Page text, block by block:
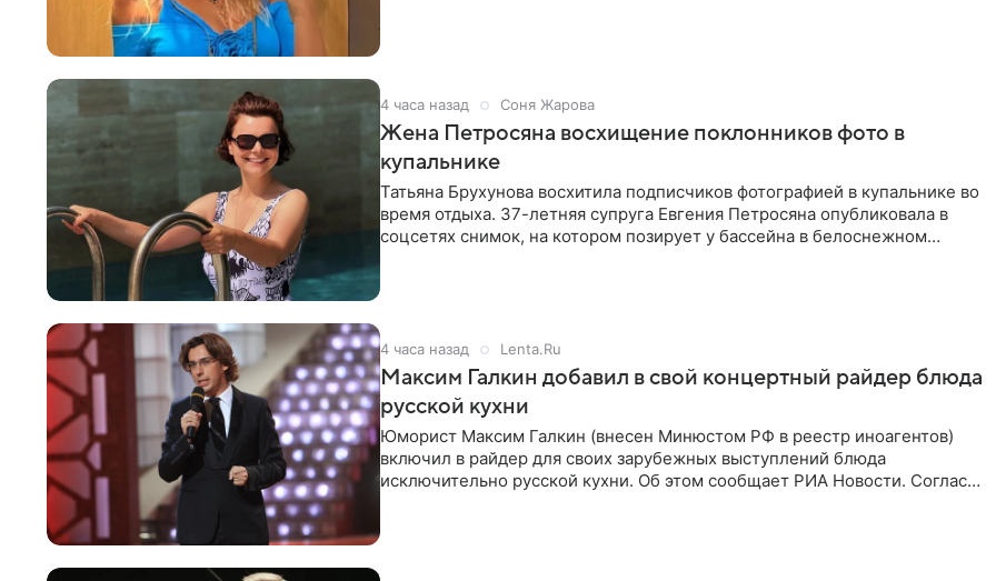
4 часа назад Соня Жарова
Жена Петросяна восхищение поклонников фото в
купальнике
Татьяна Брухунова восхитила подписчиков фотографией в купальнике во
время отдыха. 37-летняя супруга Евгения Петросяна опубликовала в
соцсетях снимок, на котором позирует у бассейна в белоснежном
4 часа назад Lenta.Ru
Максим Галкин добавил в свой концертный райдер блюда
русской кухни
Юморист Максим Галкин (внесен Минюстом РФ в реестр иноагентов)
включил в райдер для своих зарубежных выступлений блюда
исключительно русской кухни. Об этом сообщает РИА Новости. Согласно